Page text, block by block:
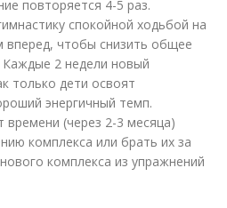
повторяется 4-5 раз.
спокойной ходьбой на
вперед, чтобы снизить общее
2 недели новый
только дети освоят
энергичный темп.
(через 2-3 месяца)
комплекса или брать их за
комплекса из упражнений